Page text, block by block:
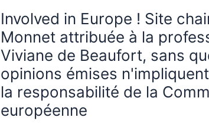
Involved in Europe ! Site
Monnet attribuée à la
Viviane de Beaufort, sans
opinions émises
la responsabilité de la
européenne